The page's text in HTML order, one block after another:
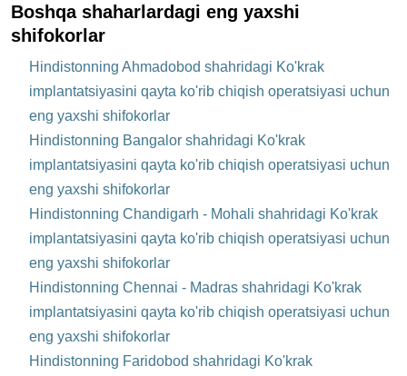
Boshqa shaharlardagi eng yaxshi
shifokorlar
Hindistonning Ahmadobod shahridagi Ko'krak
implantatsiyasini qayta ko'rib chiqish operatsiyasi uchun
eng yaxshi shifokorlar
Hindistonning Bangalor shahridagi Ko'krak
implantatsiyasini qayta ko'rib chiqish operatsiyasi uchun
eng yaxshi shifokorlar
Hindistonning Chandigarh - Mohali shahridagi Ko'krak
implantatsiyasini qayta ko'rib chiqish operatsiyasi uchun
eng yaxshi shifokorlar
Hindistonning Chennai - Madras shahridagi Ko'krak
implantatsiyasini qayta ko'rib chiqish operatsiyasi uchun
eng yaxshi shifokorlar
Hindistonning Faridobod shahridagi Ko'krak